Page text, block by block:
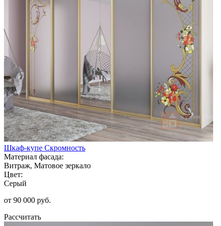
Шкаф-купе Скромность
Материал фасада:
Витраж, Матовое зеркало
Цвет:
Серый
от 90 000 руб.
Рассчитать